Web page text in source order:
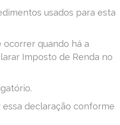
usados para esta
ocorrer quando há a
Imposto de Renda no
declaração conforme